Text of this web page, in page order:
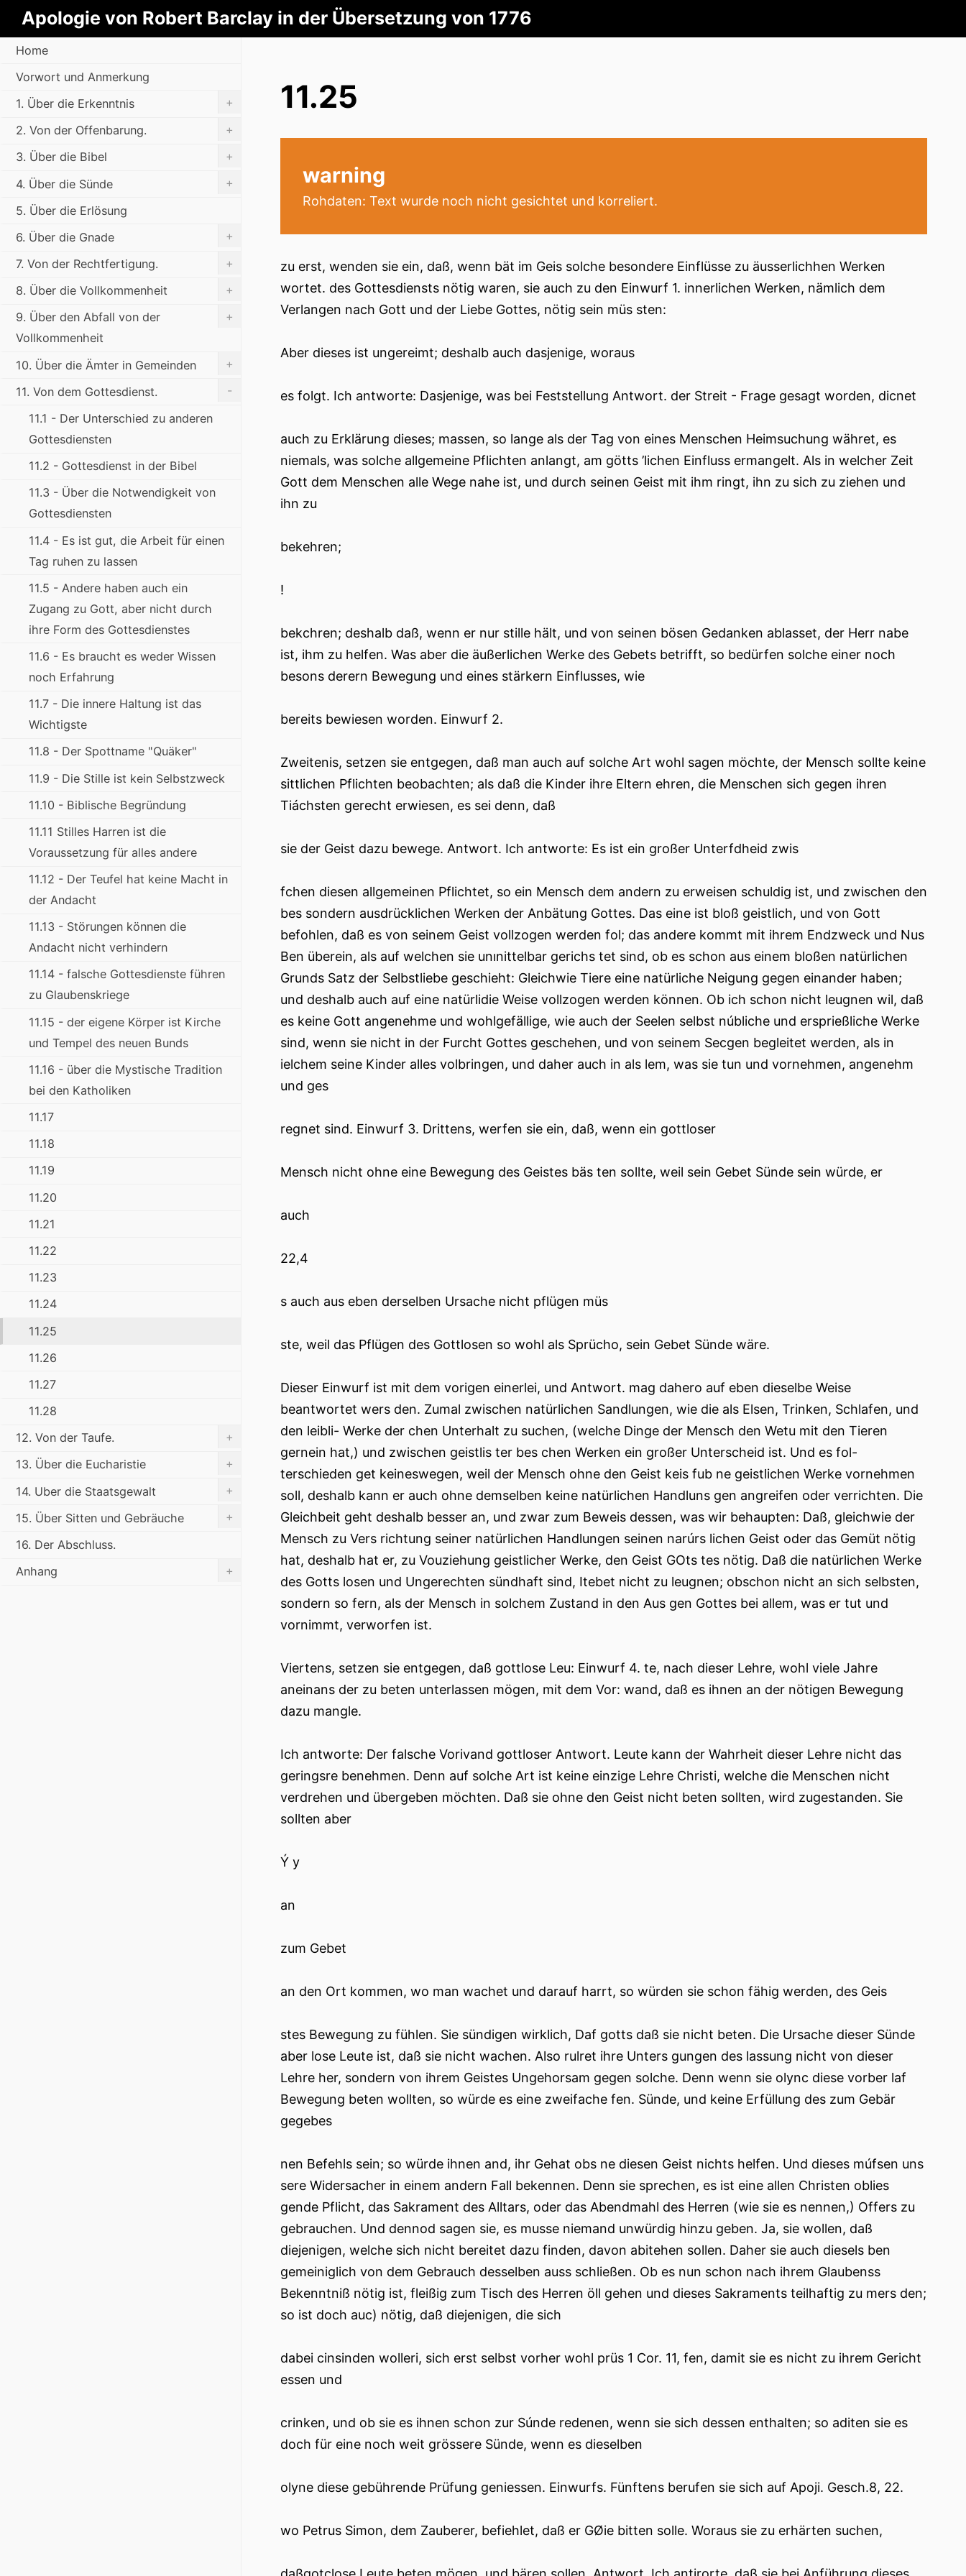
Apologie von Robert Barclay in der Übersetzung von 1776
11.25
warning
Rohdaten: Text wurde noch nicht gesichtet und korreliert.
zu erst, wenden sie ein, daß, wenn bät im Geis solche besondere Einflüsse zu äusserlichhen Werken
wortet. des Gottesdiensts nötig waren, sie auch zu den Einwurf 1. innerlichen Werken, nämlich dem
Verlangen nach Gott und der Liebe Gottes, nötig sein müs sten:
Aber dieses ist ungereimt; deshalb auch dasjenige, woraus
es folgt. Ich antworte: Dasjenige, was bei Feststellung Antwort. der Streit - Frage gesagt worden, dicnet
auch zu Erklärung dieses; massen, so lange als der Tag von eines Menschen Heimsuchung währet, es
niemals, was solche allgemeine Pflichten anlangt, am götts ’lichen Einfluss ermangelt. Als in welcher Zeit
Gott dem Menschen alle Wege nahe ist, und durch seinen Geist mit ihm ringt, ihn zu sich zu ziehen und
ihn zu
bekehren;
!
bekchren; deshalb daß, wenn er nur stille hält, und von seinen bösen Gedanken ablasset, der Herr nabe
ist, ihm zu helfen. Was aber die äußerlichen Werke des Gebets betrifft, so bedürfen solche einer noch
besons derern Bewegung und eines stärkern Einflusses, wie
bereits bewiesen worden. Einwurf 2.
Zweitenis, setzen sie entgegen, daß man auch auf solche Art wohl sagen möchte, der Mensch sollte keine
sittlichen Pflichten beobachten; als daß die Kinder ihre Eltern ehren, die Menschen sich gegen ihren
Tiáchsten gerecht erwiesen, es sei denn, daß
sie der Geist dazu bewege. Antwort. Ich antworte: Es ist ein großer Unterfdheid zwis
fchen diesen allgemeinen Pflichtet, so ein Mensch dem andern zu erweisen schuldig ist, und zwischen den
bes sondern ausdrücklichen Werken der Anbätung Gottes. Das eine ist bloß geistlich, und von Gott
befohlen, daß es von seinem Geist vollzogen werden fol; das andere kommt mit ihrem Endzweck und Nus
Ben überein, als auf welchen sie unınittelbar gerichs tet sind, ob es schon aus einem bloßen natürlichen
Grunds Satz der Selbstliebe geschieht: Gleichwie Tiere eine natürliche Neigung gegen einander haben;
und deshalb auch auf eine natürlidie Weise vollzogen werden können. Ob ich schon nicht leugnen wil, daß
es keine Gott angenehme und wohlgefällige, wie auch der Seelen selbst núbliche und ersprießliche Werke
sind, wenn sie nicht in der Furcht Gottes geschehen, und von seinem Secgen begleitet werden, als in
ielchem seine Kinder alles volbringen, und daher auch in als lem, was sie tun und vornehmen, angenehm
und ges
regnet sind. Einwurf 3. Drittens, werfen sie ein, daß, wenn ein gottloser
Mensch nicht ohne eine Bewegung des Geistes bäs ten sollte, weil sein Gebet Sünde sein würde, er
auch
22,4
s auch aus eben derselben Ursache nicht pflügen müs
ste, weil das Pflügen des Gottlosen so wohl als Sprücho, sein Gebet Sünde wäre.
Dieser Einwurf ist mit dem vorigen einerlei, und Antwort. mag dahero auf eben dieselbe Weise
beantwortet wers den. Zumal zwischen natürlichen Sandlungen, wie die als Elsen, Trinken, Schlafen, und
den leibli- Werke der chen Unterhalt zu suchen, (welche Dinge der Mensch den Wetu mit den Tieren
gernein hat,) und zwischen geistlis ter bes chen Werken ein großer Unterscheid ist. Und es fol-
terschieden get keineswegen, weil der Mensch ohne den Geist keis fub ne geistlichen Werke vornehmen
soll, deshalb kann er auch ohne demselben keine natürlichen Handluns gen angreifen oder verrichten. Die
Gleichbeit geht deshalb besser an, und zwar zum Beweis dessen, was wir behaupten: Daß, gleichwie der
Mensch zu Vers richtung seiner natürlichen Handlungen seinen narúrs lichen Geist oder das Gemüt nötig
hat, deshalb hat er, zu Vouziehung geistlicher Werke, den Geist GOts tes nötig. Daß die natürlichen Werke
des Gotts losen und Ungerechten sündhaft sind, Itebet nicht zu leugnen; obschon nicht an sich selbsten,
sondern so fern, als der Mensch in solchem Zustand in den Aus gen Gottes bei allem, was er tut und
vornimmt, verworfen ist.
Viertens, setzen sie entgegen, daß gottlose Leu: Einwurf 4. te, nach dieser Lehre, wohl viele Jahre
aneinans der zu beten unterlassen mögen, mit dem Vor: wand, daß es ihnen an der nötigen Bewegung
dazu mangle.
Ich antworte: Der falsche Vorivand gottloser Antwort. Leute kann der Wahrheit dieser Lehre nicht das
geringsre benehmen. Denn auf solche Art ist keine einzige Lehre Christi, welche die Menschen nicht
verdrehen und übergeben möchten. Daß sie ohne den Geist nicht beten sollten, wird zugestanden. Sie
sollten aber
Ý y
an
zum Gebet
an den Ort kommen, wo man wachet und darauf harrt, so würden sie schon fähig werden, des Geis
stes Bewegung zu fühlen. Sie sündigen wirklich, Daf gotts daß sie nicht beten. Die Ursache dieser Sünde
aber lose Leute ist, daß sie nicht wachen. Also rulret ihre Unters gungen des lassung nicht von dieser
Lehre her, sondern von ihrem Geistes Ungehorsam gegen solche. Denn wenn sie olync diese vorber laf
Bewegung beten wollten, so würde es eine zweifache fen. Sünde, und keine Erfüllung des zum Gebär
gegebes
nen Befehls sein; so würde ihnen and, ihr Gehat obs ne diesen Geist nichts helfen. Und dieses múfsen uns
sere Widersacher in einem andern Fall bekennen. Denn sie sprechen, es ist eine allen Christen oblies
gende Pflicht, das Sakrament des Alltars, oder das Abendmahl des Herren (wie sie es nennen,) Offers zu
gebrauchen. Und dennod sagen sie, es musse niemand unwürdig hinzu geben. Ja, sie wollen, daß
diejenigen, welche sich nicht bereitet dazu finden, davon abitehen sollen. Daher sie auch diesels ben
gemeiniglich von dem Gebrauch desselben auss schließen. Ob es nun schon nach ihrem Glaubenss
Bekenntniß nötig ist, fleißig zum Tisch des Herren öll gehen und dieses Sakraments teilhaftig zu mers den;
so ist doch auc) nötig, daß diejenigen, die sich
dabei cinsinden wolleri, sich erst selbst vorher wohl prüs 1 Cor. 11, fen, damit sie es nicht zu ihrem Gericht
essen und
crinken, und ob sie es ihnen schon zur Súnde redenen, wenn sie sich dessen enthalten; so aditen sie es
doch für eine noch weit grössere Sünde, wenn es dieselben
olyne diese gebührende Prüfung geniessen. Einwurfs. Fünftens berufen sie sich auf Apoji. Gesch.8, 22.
wo Petrus Simon, dem Zauberer, befiehlet, daß er GØie bitten solle. Woraus sie zu erhärten suchen,
Home
Vorwort und Anmerkung
1. Über die Erkenntnis
+
2. Von der Offenbarung.
+
3. Über die Bibel
+
4. Über die Sünde
+
5. Über die Erlösung
6. Über die Gnade
+
7. Von der Rechtfertigung.
+
8. Über die Vollkommenheit
+
9. Über den Abfall von der
Vollkommenheit
+
10. Über die Ämter in Gemeinden
+
11. Von dem Gottesdienst.
-
11.1 - Der Unterschied zu anderen
Gottesdiensten
11.2 - Gottesdienst in der Bibel
11.3 - Über die Notwendigkeit von
Gottesdiensten
11.4 - Es ist gut, die Arbeit für einen
Tag ruhen zu lassen
11.5 - Andere haben auch ein
Zugang zu Gott, aber nicht durch
ihre Form des Gottesdienstes
11.6 - Es braucht es weder Wissen
noch Erfahrung
11.7 - Die innere Haltung ist das
Wichtigste
11.8 - Der Spottname "Quäker"
11.9 - Die Stille ist kein Selbstzweck
11.10 - Biblische Begründung
11.11 Stilles Harren ist die
Voraussetzung für alles andere
11.12 - Der Teufel hat keine Macht in
der Andacht
11.13 - Störungen können die
Andacht nicht verhindern
11.14 - falsche Gottesdienste führen
zu Glaubenskriege
11.15 - der eigene Körper ist Kirche
und Tempel des neuen Bunds
11.16 - über die Mystische Tradition
bei den Katholiken
11.17
11.18
11.19
11.20
11.21
11.22
11.23
11.24
11.25
11.26
11.27
11.28
12. Von der Taufe.
+
13. Über die Eucharistie
+
14. Uber die Staatsgewalt
+
15. Über Sitten und Gebräuche
+
16. Der Abschluss.
Anhang
+